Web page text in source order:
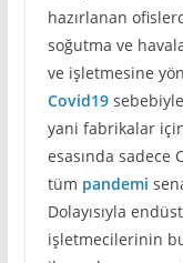
hazırlanan
soğutma ve
ve işletmesine
Covid19
yani fabrikalar
esasında sadece
tüm pandemi
Dolayısıyla
işletmecilerinin